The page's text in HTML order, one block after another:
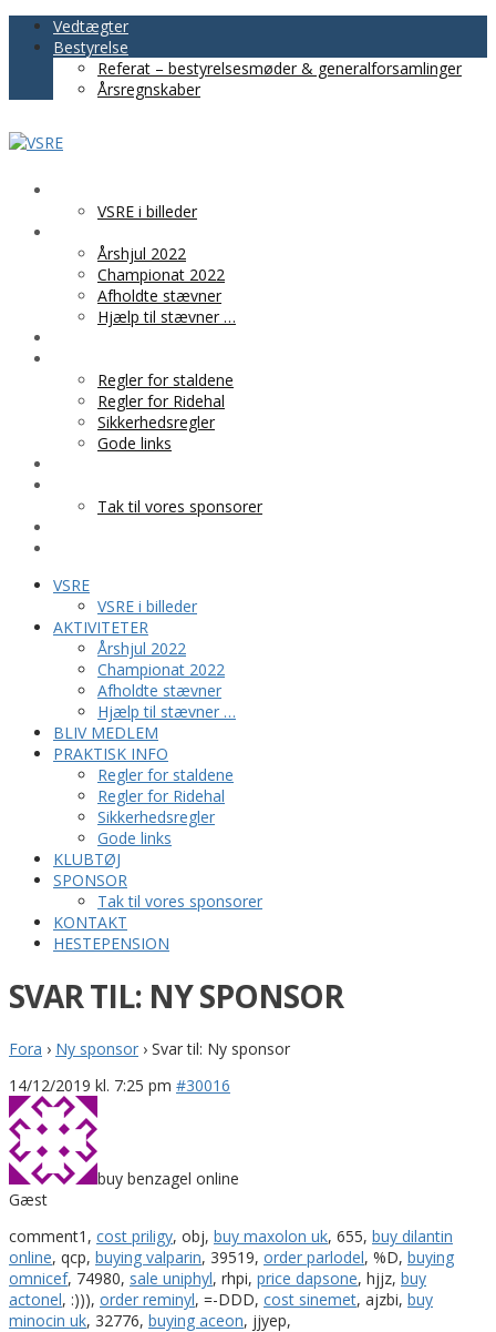
Vedtægter
Bestyrelse
Referat – bestyrelsesmøder & generalforsamlinger
Årsregnskaber
VSRE i billeder
Årshjul 2022
Championat 2022
Afholdte stævner
Hjælp til stævner …
Regler for staldene
Regler for Ridehal
Sikkerhedsregler
Gode links
Tak til vores sponsorer
VSRE
VSRE i billeder
AKTIVITETER
Årshjul 2022
Championat 2022
Afholdte stævner
Hjælp til stævner …
BLIV MEDLEM
PRAKTISK INFO
Regler for staldene
Regler for Ridehal
Sikkerhedsregler
Gode links
KLUBTØJ
SPONSOR
Tak til vores sponsorer
KONTAKT
HESTEPENSION
SVAR TIL: NY SPONSOR
Fora › Ny sponsor › Svar til: Ny sponsor
14/12/2019 kl. 7:25 pm #30016
buy benzagel online
Gæst
comment1, cost priligy, obj, buy maxolon uk, 655, buy dilantin
online, qcp, buying valparin, 39519, order parlodel, %D, buying
omnicef, 74980, sale uniphyl, rhpi, price dapsone, hjjz, buy
actonel, :))), order reminyl, =-DDD, cost sinemet, ajzbi, buy
minocin uk, 32776, buying aceon, jjyep,